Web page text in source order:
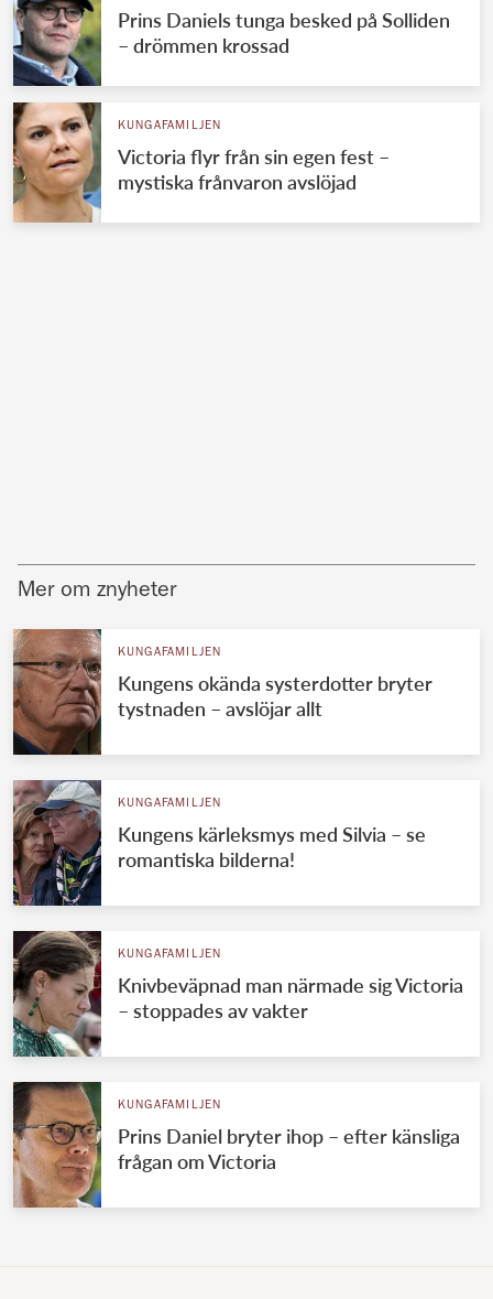
Prins Daniels tunga besked på Solliden
– drömmen krossad
KUNGAFAMILJEN
Victoria flyr från sin egen fest –
mystiska frånvaron avslöjad
Mer om znyheter
KUNGAFAMILJEN
Kungens okända systerdotter bryter
tystnaden – avslöjar allt
KUNGAFAMILJEN
Kungens kärleksmys med Silvia – se
romantiska bilderna!
KUNGAFAMILJEN
Knivbeväpnad man närmade sig Victoria
– stoppades av vakter
KUNGAFAMILJEN
Prins Daniel bryter ihop – efter känsliga
frågan om Victoria